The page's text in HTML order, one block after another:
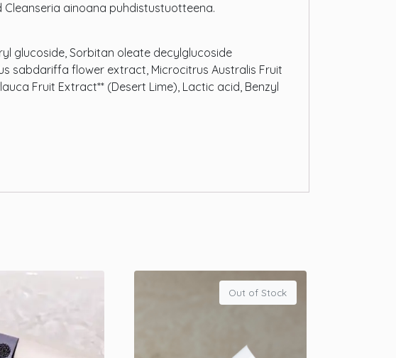
Cleanseria ainoana puhdistustuotteena.
glucoside, Sorbitan oleate decylglucoside
sabdariffa flower extract, Microcitrus Australis Fruit
Fruit Extract** (Desert Lime), Lactic acid, Benzyl
Out of Stock